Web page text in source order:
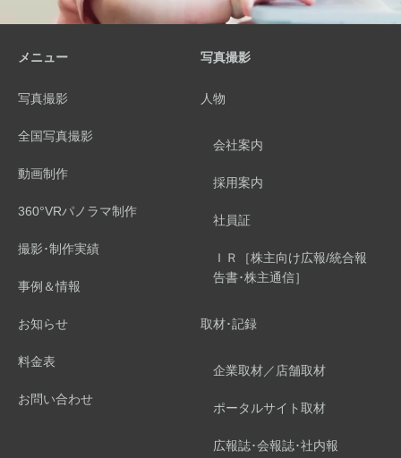
メニュー
写真撮影
全国写真撮影
動画制作
360°VRパノラマ制作
撮影･制作実績
事例＆情報
お知らせ
料金表
お問い合わせ
写真撮影
人物
会社案内
採用案内
社員証
ＩＲ［株主向け広報/統合報
告書･株主通信］
取材･記録
企業取材／店舗取材
ポータルサイト取材
広報誌･会報誌･社内報